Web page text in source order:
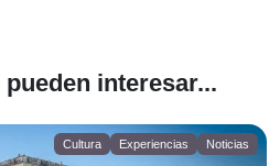
pueden interesar...
Cultura Experiencias Noticias